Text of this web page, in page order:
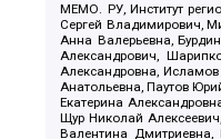
МЕМО. РУ, Институт
Сергей Владимирович,
Анна Валерьевна,
Александрович,
Александровна,
Анатольевна, Паутов
Екатерина
Щур Николай
Валентина Дмитриевна,